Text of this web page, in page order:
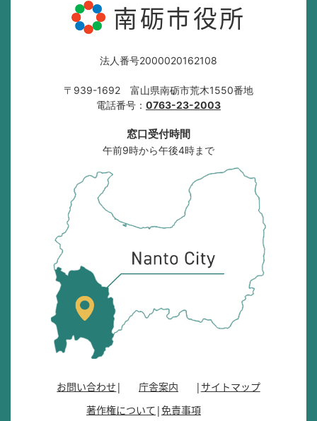
南砺市役所
法人番号2000020162108
〒939-1692 富山県南砺市荒木1550番地
電話番号： 0763-23-2003
窓口受付時間
午前9時から午後4時まで
位
置
を
記
し
た
地
。
富
お問い合わせ 庁舎案内
サイトマップ
著作権について 免責事項